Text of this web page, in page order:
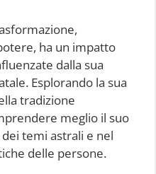
ha un impatto
dalla sua
Esplorando la sua
tradizione
meglio il suo
temi astrali e nel
delle persone.